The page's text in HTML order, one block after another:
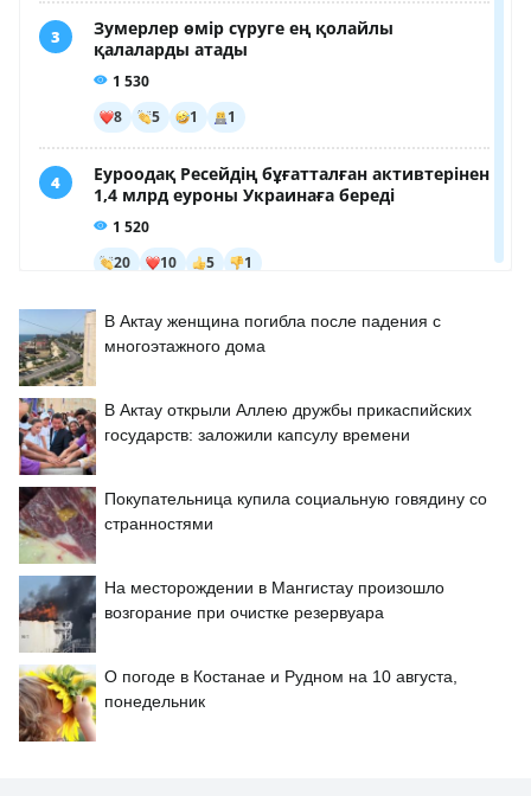
В Актау женщина погибла после падения с
многоэтажного дома
В Актау открыли Аллею дружбы прикаспийских
государств: заложили капсулу времени
Покупательница купила социальную говядину со
странностями
На месторождении в Мангистау произошло
возгорание при очистке резервуара
О погоде в Костанае и Рудном на 10 августа,
понедельник